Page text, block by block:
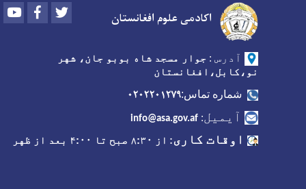
اکادمی علوم افغانستان Youtube Facebook
آدرس : جوار مسجد شاه بوبو جان، شهر
نو،کابل،افغانستان
شماره تماس:۰۲۰۲۲۰۱۲۷۹
آیمیل:
info@asa.gov.af
اوقات کاری: از ۸:۳۰ صبح تا ۴:۰۰ بعد از ظهر